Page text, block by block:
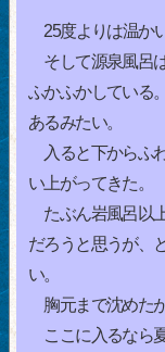
25度よりは温か
そして源泉風呂
ふかふかしている
あるみたい。
入ると下からふ
い上がってきた。
たぶん岩風呂以
だろうと思うが、
い。
胸元まで沈めた
ここに入るなら夏